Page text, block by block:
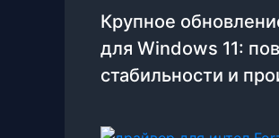
Крупное
для Windows 11:
стабильности и